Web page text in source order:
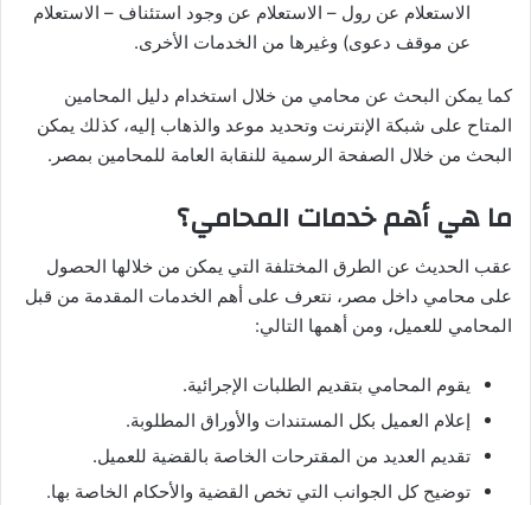
الاستعلام عن رول – الاستعلام عن وجود استئناف – الاستعلام
عن موقف دعوى) وغيرها من الخدمات الأخرى.
كما يمكن البحث عن محامي من خلال استخدام دليل المحامين
المتاح على شبكة الإنترنت وتحديد موعد والذهاب إليه، كذلك يمكن
البحث من خلال الصفحة الرسمية للنقابة العامة للمحامين بمصر.
ما هي أهم خدمات المحامي؟
عقب الحديث عن الطرق المختلفة التي يمكن من خلالها الحصول
على محامي داخل مصر، نتعرف على أهم الخدمات المقدمة من قبل
المحامي للعميل، ومن أهمها التالي:
يقوم المحامي بتقديم الطلبات الإجرائية.
إعلام العميل بكل المستندات والأوراق المطلوبة.
تقديم العديد من المقترحات الخاصة بالقضية للعميل.
توضيح كل الجوانب التي تخص القضية والأحكام الخاصة بها.